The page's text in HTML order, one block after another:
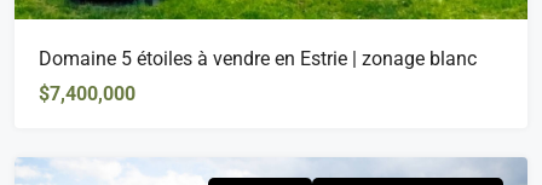
Domaine 5 étoiles à vendre en Estrie | zonage blanc
$7,400,000